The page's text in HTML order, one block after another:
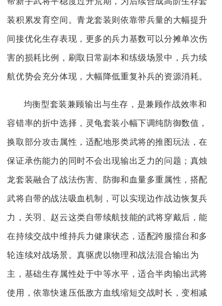
装积累发育空间。青龙套装则依靠带兵量的大幅提升
间接优化生存表现，更多的兵力基数可以分摊单次伤
害的损耗比例，刷取日常副本和练级场景中，兵力续
航优势会充分体现，大幅降低重复补兵的资源消耗。
均衡型套装兼顾输出与生存，是兼顾作战效率和
容错率的折中选择，灵龟套装小幅下调纯防御数值，
换取部分攻击属性，适配地形类武将的推图玩法，在
保证承伤能力的同时不会出现输出乏力的问题；真烛
龙套装融合了战法伤害、防御和血量多重属性，搭配
武将自带的战法吸血机制，可以实现边作战边恢复兵
力，关羽、赵云这类自带续航技能的武将穿戴后，能
在持续交战中维持兵力健康状态，适配跨服擂台和多
轮连续对战场景。真驱虎以物理和战法混合输出为
主，基础生存属性处于中等水平，适合半肉输出武将
使用，依靠快速压低敌方血线缩短交战时长，变相减